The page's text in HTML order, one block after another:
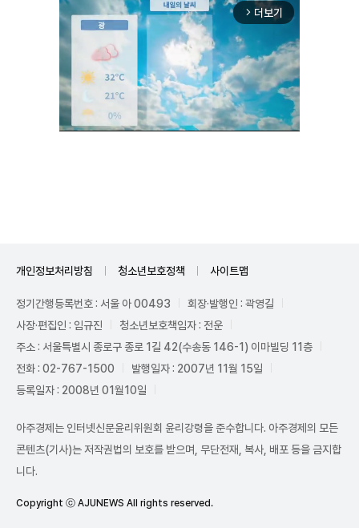
arrow_forward_ios 더보기
개인정보처리방침 청소년보호정책 사이트맵
정기간행등록번호 : 서울 아 00493
회장·발행인 : 곽영길
사장·편집인 : 임규진
청소년보호책임자 : 전운
주소 : 서울특별시 종로구 종로 1길 42(수송동 146-1) 이마빌딩 11층
전화 : 02-767-1500
발행일자 : 2007년 11월 15일
등록일자 : 2008년 01월10일
아주경제는 인터넷신문윤리위원회 윤리강령을 준수합니다. 아주경제의 모든
콘텐츠(기사)는 저작권법의 보호를 받으며, 무단전재, 복사, 배포 등을 금지합
니다.
Copyright ⓒ AJUNEWS All rights reserved.